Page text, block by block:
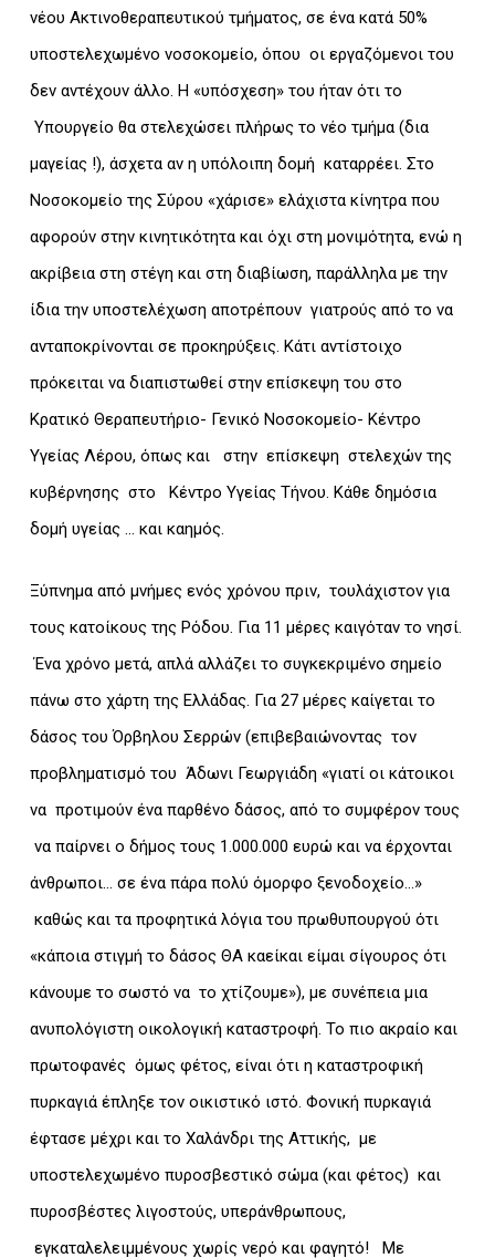
νέου Ακτινοθεραπευτικού τμήματος, σε ένα κατά 50%
υποστελεχωμένο νοσοκομείο, όπου οι εργαζόμενοι του
δεν αντέχουν άλλο. Η «υπόσχεση» του ήταν ότι το
Υπουργείο θα στελεχώσει πλήρως το νέο τμήμα (δια
μαγείας !), άσχετα αν η υπόλοιπη δομή καταρρέει. Στο
Νοσοκομείο της Σύρου «χάρισε» ελάχιστα κίνητρα που
αφορούν στην κινητικότητα και όχι στη μονιμότητα, ενώ η
ακρίβεια στη στέγη και στη διαβίωση, παράλληλα με την
ίδια την υποστελέχωση αποτρέπουν γιατρούς από το να
ανταποκρίνονται σε προκηρύξεις. Κάτι αντίστοιχο
πρόκειται να διαπιστωθεί στην επίσκεψη του στο
Κρατικό Θεραπευτήριο- Γενικό Νοσοκομείο- Κέντρο
Υγείας Λέρου, όπως και στην επίσκεψη στελεχών της
κυβέρνησης στο Κέντρο Υγείας Τήνου. Κάθε δημόσια
δομή υγείας … και καημός.
Ξύπνημα από μνήμες ενός χρόνου πριν, τουλάχιστον για
τους κατοίκους της Ρόδου. Για 11 μέρες καιγόταν το νησί.
Ένα χρόνο μετά, απλά αλλάζει το συγκεκριμένο σημείο
πάνω στο χάρτη της Ελλάδας. Για 27 μέρες καίγεται το
δάσος του Όρβηλου Σερρών (επιβεβαιώνοντας τον
προβληματισμό του Άδωνι Γεωργιάδη «γιατί οι κάτοικοι
να προτιμούν ένα παρθένο δάσος, από το συμφέρον τους
να παίρνει ο δήμος τους 1.000.000 ευρώ και να έρχονται
άνθρωποι… σε ένα πάρα πολύ όμορφο ξενοδοχείο…»
καθώς και τα προφητικά λόγια του πρωθυπουργού ότι
«κάποια στιγμή το δάσος ΘΑ καείκαι είμαι σίγουρος ότι
κάνουμε το σωστό να το χτίζουμε»), με συνέπεια μια
ανυπολόγιστη οικολογική καταστροφή. Το πιο ακραίο και
πρωτοφανές όμως φέτος, είναι ότι η καταστροφική
πυρκαγιά έπληξε τον οικιστικό ιστό. Φονική πυρκαγιά
έφτασε μέχρι και το Χαλάνδρι της Αττικής, με
υποστελεχωμένο πυροσβεστικό σώμα (και φέτος) και
πυροσβέστες λιγοστούς, υπεράνθρωπους,
εγκαταλελειμμένους χωρίς νερό και φαγητό! Με